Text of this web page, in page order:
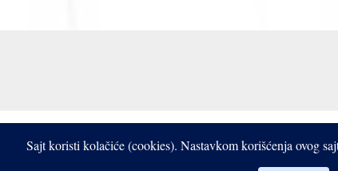
Copyright © 2017- 2026
Sajt koristi kolačiće (cookies). Nastavkom korišćenja ovog